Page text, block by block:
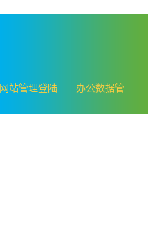
网站管理登陆
办公数据管